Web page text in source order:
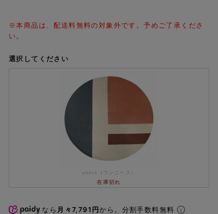
※本商品は、配送料無料の対象外です。予めご了承くださ
い。
選択してください
unnis（ウンニース）
在庫切れ
なら 月々7,791円から。分割手数料無料